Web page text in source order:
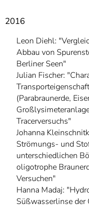
2016
Leon Diehl:
Abbau von
Berliner Seen"
Julian Fischer:
(Parabraunerde,
Tracerversuchs"
Johanna
Strömungs- und
unterschiedlichen
oligotrophe
Versuchen"
Hanna Madaj:
Süßwasserlinse der